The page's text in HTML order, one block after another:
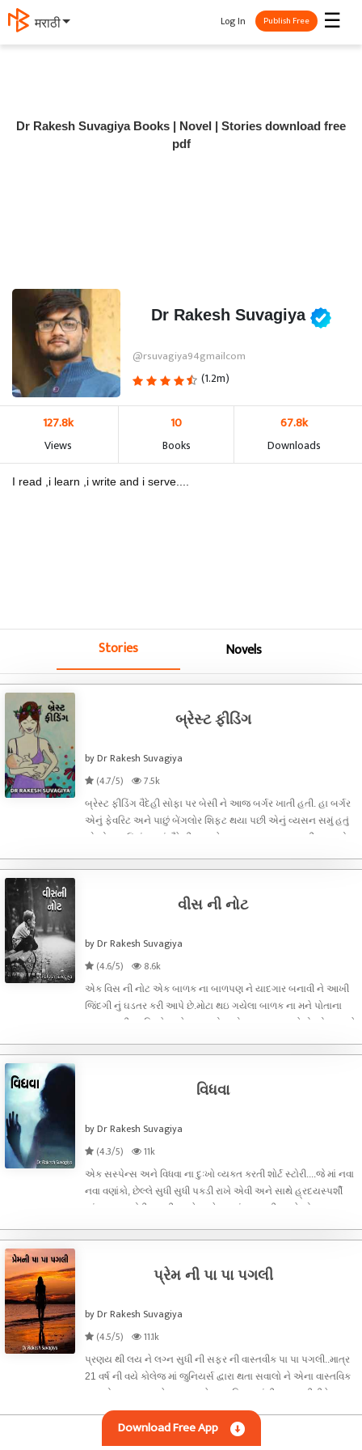
मराठी ☰
Log In Publish Free
Dr Rakesh Suvagiya Books | Novel | Stories download free
pdf
Dr Rakesh Suvagiya
@rsuvagiya94gmailcom
(1.2m)
127.8k
Views
10
Books
67.8k
Downloads
I read ,i learn ,i write and i serve....
Stories Novels
બ્રેસ્ટ ફીડિંગ
by Dr Rakesh Suvagiya
(4.7/5)
7.5k
બ્રેસ્ટ ફીડિંગ વૈદેહી સોફા પર બેસી ને આજ બર્ગર ખાતી હતી. હા બર્ગર
એનું ફેવરિટ અને પાછું બેંગલોર શિફ્ટ થયા પછી એનું વ્યસન સમું હતું
એ ગોળ પાઉં નું બટકું. વૈદેહી ના ચહેરા પર આજ જરા માયુસી ના ભાવો
વીસ ની નોટ
by Dr Rakesh Suvagiya
(4.6/5)
8.6k
એક વિસ ની નોટ એક બાળક ના બાળપણ ને યાદગાર બનાવી ને આખી
જિંદગી નું ઘડતર કરી આપે છે.મોટા થઇ ગયેલા બાળક ના મને પોતાના
બાળપણ ની સ્મૃતિઓ અને સમજણો... એક બાળક જયારે ઠોકરો ખાય છે
પાડે છે સવાલ મુખ્ય એ
વિધવા
by Dr Rakesh Suvagiya
(4.3/5)
11k
એક સસ્પેન્સ અને વિધવા ના દુઃખો વ્યક્ત કરતી શોર્ટ સ્ટોરી....જે માં નવા
નવા વણાંકો, છેલ્લે સુધી સુધી પકડી રાખે એવી અને સાથે હ્રદયસ્પર્શી
અંત....આ સ્ટોરી લખતી વખતે અને મનમાં જ ઘડતી વખતે એક અલગ જ
એવી
પ્રેમ ની પા પા પગલી
by Dr Rakesh Suvagiya
(4.5/5)
11.1k
પ્રણય થી લય ને લગ્ન સુધી ની સફર ની વાસ્તવીક પા પા પગલી..માત્ર
21 વર્ષ ની વયે કોલેજ માં જુનિયર્સ દ્વારા થતા સવાલો ને એના વાસ્તવિક
જવાબો રજૂ કરવા માટે પસાર થયેલા સાહિત્ય માંથી સાર સારી રીતે
પીરસવાનો પ્રયાસ કર્યો છે ને ઘણાના સવાલો ના જવાબ પણ મળ્યા છે તો
Download Free App